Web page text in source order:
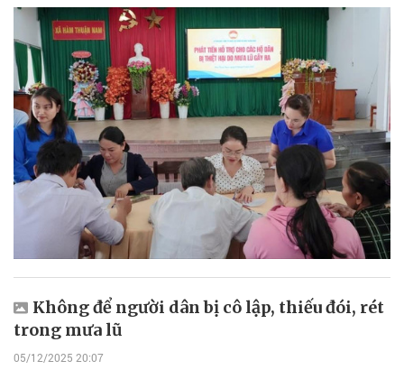
Không để người dân bị cô lập, thiếu đói, rét
trong mưa lũ
05/12/2025 20:07